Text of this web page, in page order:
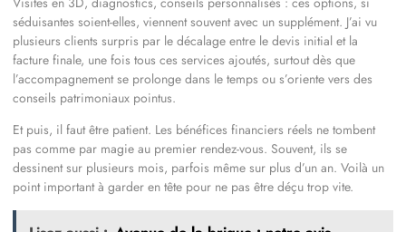
séduisantes soient-elles, viennent souvent avec un supplément. J’ai vu
plusieurs clients surpris par le décalage entre le devis initial et la
facture finale, une fois tous ces services ajoutés, surtout dès que
l’accompagnement se prolonge dans le temps ou s’oriente vers des
conseils patrimoniaux pointus.
Et puis, il faut être patient. Les bénéfices financiers réels ne tombent
pas comme par magie au premier rendez-vous. Souvent, ils se
dessinent sur plusieurs mois, parfois même sur plus d’un an. Voilà un
point important à garder en tête pour ne pas être déçu trop vite.